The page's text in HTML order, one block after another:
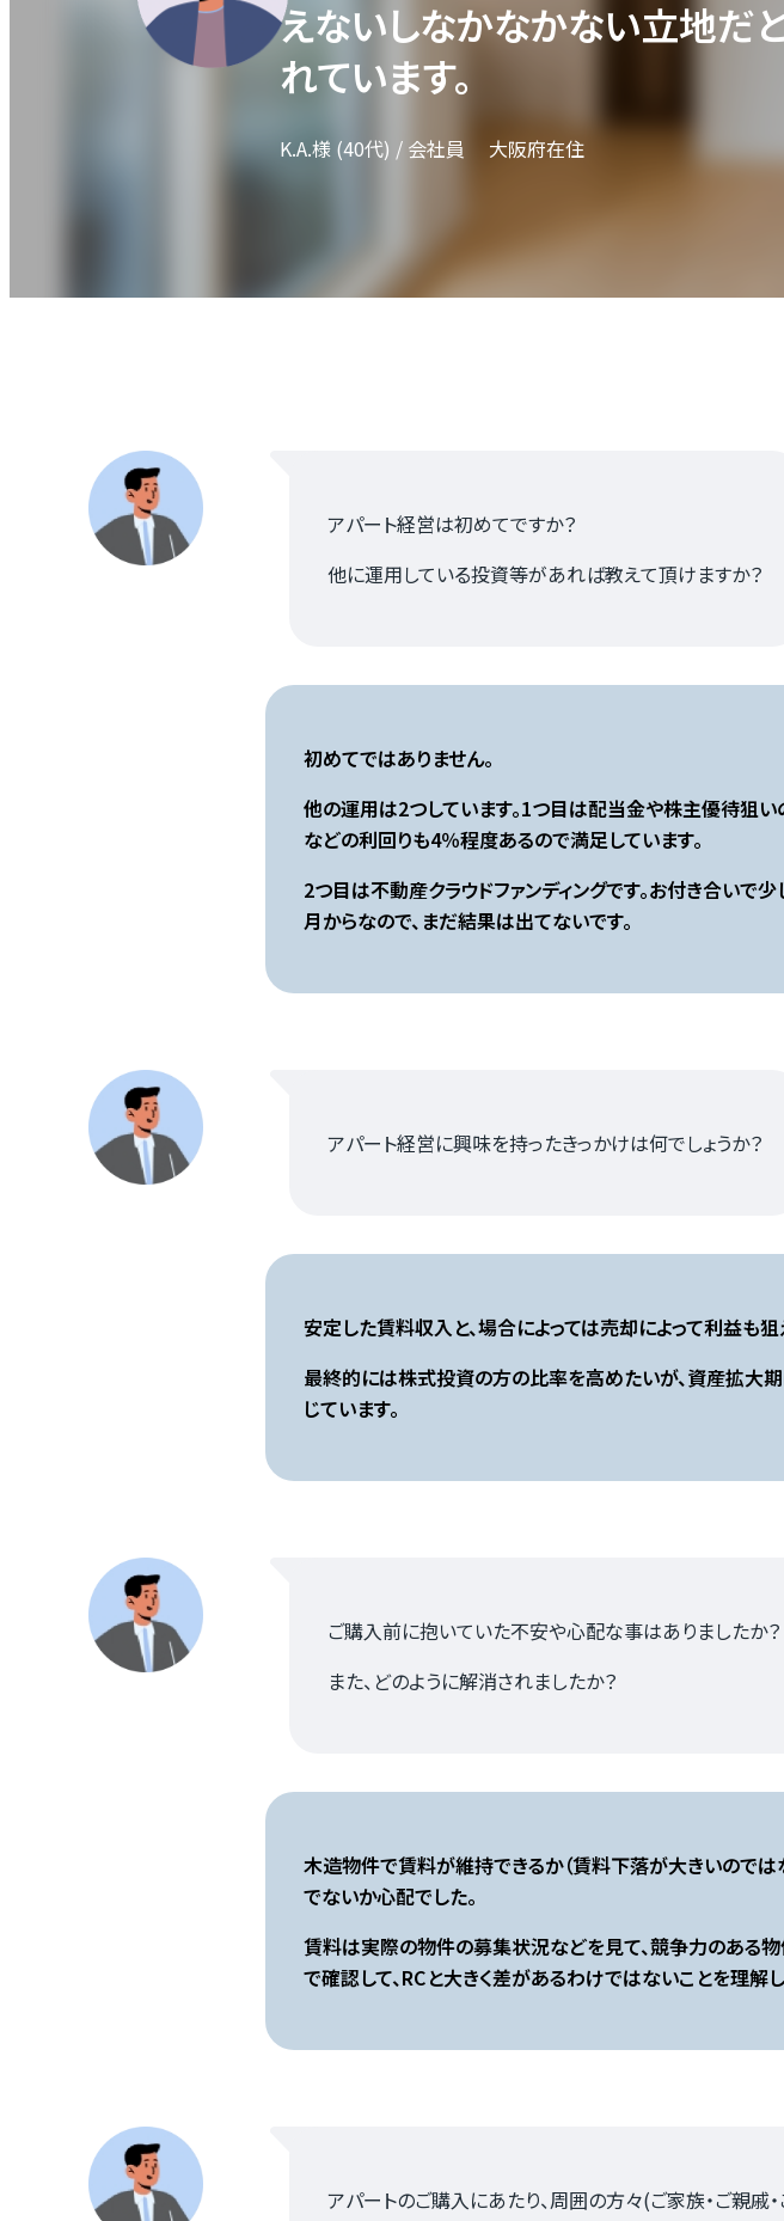
MOVEが選ばれる理由
物件一覧
えないしなかなかない立地だ
れています。
K.A.様 (40代) / 会社員 大阪府在住
アパート経営は初めてですか？
他に運用している投資等があれば教えて頂けますか？
初めてではありません。
他の運用は2つしています。1つ目は配当金や株主優待狙い
などの利回りも4％程度あるので満足しています。
2つ目は不動産クラウドファンディングです。お付き合い
月からなので、まだ結果は出てないです。
アパート経営に興味を持ったきっかけは何でしょうか？
安定した賃料収入と、場合によっては売却によって利益も狙
最終的には株式投資の方の比率を高めたいが、資産拡大
じています。
ご購入前に抱いていた不安や心配な事はありましたか？
また、どのように解消されましたか？
木造物件で賃料が維持できるか（賃料下落が大きいのでは
でないか心配でした。
賃料は実際の物件の募集状況などを見て、競争力のある
で確認して、RCと大きく差があるわけではないことを理解し
アパートのご購入にあたり、周囲の方々(ご家族・ご親戚